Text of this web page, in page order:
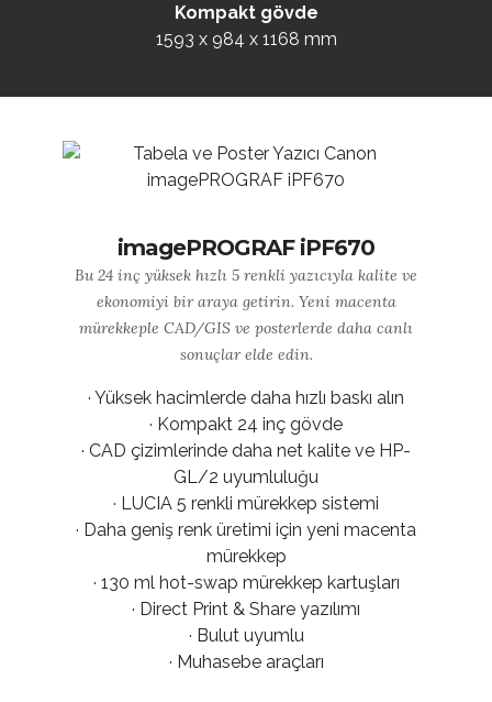
Kompakt gövde
1593 x 984 x 1168 mm
imagePROGRAF iPF670
Bu 24 inç yüksek hızlı 5 renkli yazıcıyla kalite ve
ekonomiyi bir araya getirin. Yeni macenta
mürekkeple CAD/GIS ve posterlerde daha canlı
sonuçlar elde edin.
· Yüksek hacimlerde daha hızlı baskı alın
· Kompakt 24 inç gövde
· CAD çizimlerinde daha net kalite ve HP-
GL/2 uyumluluğu
· LUCIA 5 renkli mürekkep sistemi
· Daha geniş renk üretimi için yeni macenta
mürekkep
· 130 ml hot-swap mürekkep kartuşları
· Direct Print & Share yazılımı
· Bulut uyumlu
· Muhasebe araçları